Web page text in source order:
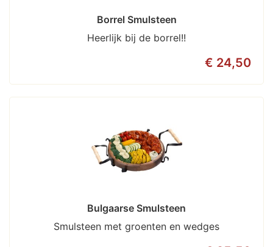
Borrel Smulsteen
Heerlijk bij de borrel!!
€ 24,50
Bulgaarse Smulsteen
Smulsteen met groenten en wedges